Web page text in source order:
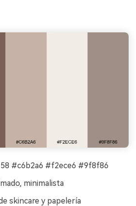
#c6b2a6 #f2ece6 #9f8f86
minimalista
skincare y papelería